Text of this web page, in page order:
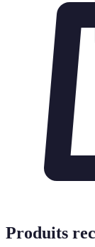
Produits